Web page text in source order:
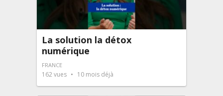
La solution la détox
numérique
FRANCE
162vues 10 mois déjà